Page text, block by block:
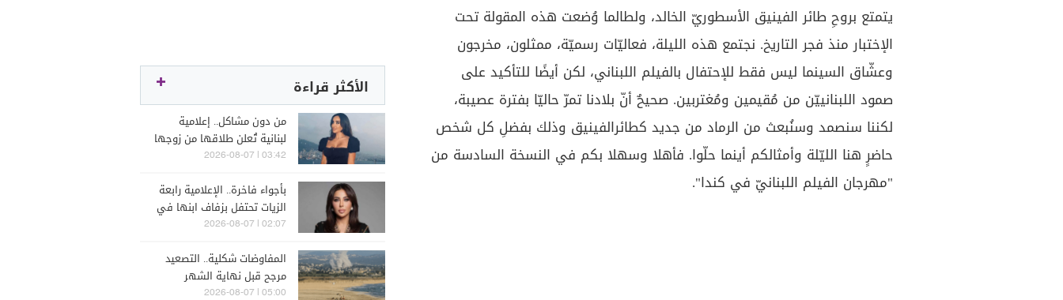
يتمتع بروحِ طائر الفينيق الأسطوريّ الخالد، ولطالما وُضعت هذه المقولة تحت
الإختبار منذ فجر التاريخ. نجتمع هذه الليلة، فعاليّات رسميّة، ممثلون، مخرجون
وعشّاق السينما ليس فقط للإحتفال بالفيلم اللبناني، لكن أيضًا للتأكيد على
صمود اللبنانييّن من مُقيمين ومُغتربين. صحيحٌ أنّ بلادنا تمرّ حاليّا بفترة عصيبة،
لكننا سنصمد وسنُبعث من الرماد من جديد كطائرالفينيق وذلك بفضلِ كل شخص
حاضرٍ هنا الليّلة وأمثالكم أينما حلّوا. فأهلا وسهلا بكم في النسخة السادسة من
"مهرجان الفيلم اللبنانيّ في كندا".
الأكثر قراءة
من دون مشاكل.. إعلامية
لبنانية تُعلن طلاقها من زوجها
رجل الأعمال
03:42 | 2026-08-07
بأجواء فاخرة.. الإعلامية رابعة
الزيات تحتفل بزفاف ابنها في
البترون (فيديو)
02:07 | 2026-08-07
المفاوضات شكلية.. التصعيد
مرجح قبل نهاية الشهر
05:00 | 2026-08-07